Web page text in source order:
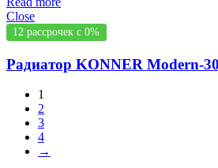
Close
12 рассрочек с 0%
Радиатор KONNER Modern-
1
2
3
4
→